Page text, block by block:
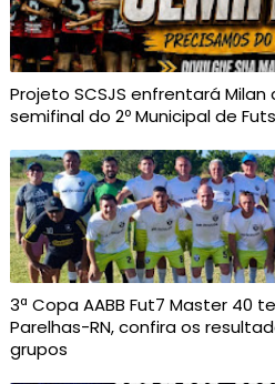
Projeto SCSJS enfrentará
semifinal do 2º Municipal de
3ª Copa AABB Fut7 Master 40
Parelhas-RN, confira os
grupos